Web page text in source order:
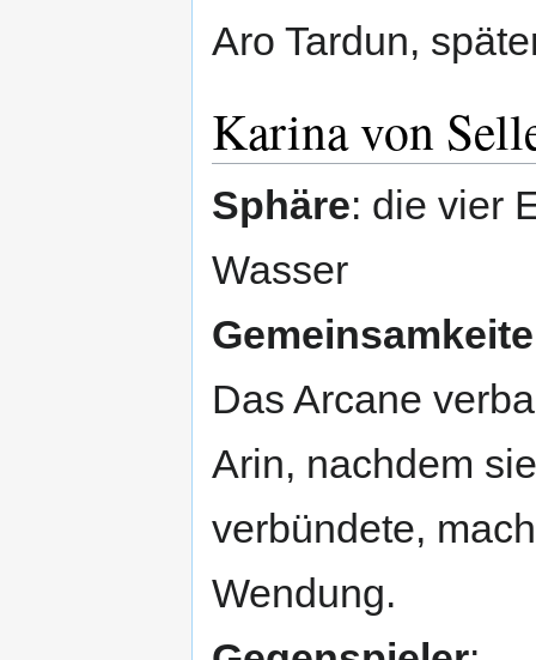
Aro Tardun,
Karina von
Sphäre: die vier
Wasser
Das Arcane
Arin, nachdem
verbündete,
Wendung.